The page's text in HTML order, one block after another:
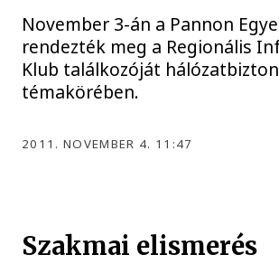
November 3-án a Pannon
rendezték meg a Regionális
Klub találkozóját
témakörében.
2011. NOVEMBER 4. 11:47
Szakmai elismerés